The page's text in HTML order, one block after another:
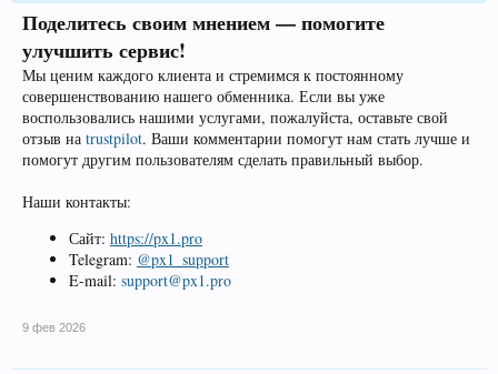
Поделитесь своим мнением — помогите
улучшить сервис!
Мы ценим каждого клиента и стремимся к постоянному
совершенствованию нашего обменника. Если вы уже
воспользовались нашими услугами, пожалуйста, оставьте свой
отзыв на trustpilot. Ваши комментарии помогут нам стать лучше и
помогут другим пользователям сделать правильный выбор.
Наши контакты:
Сайт: https://px1.pro
Telegram: @px1_support
E-mail: support@px1.pro
9 фев 2026